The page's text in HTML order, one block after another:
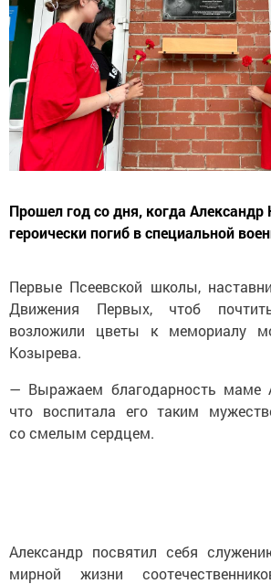
Прошел год со дня, когда Александр
героически погиб в специальной
Первые Псеевской школы,
Движения Первых, чтоб
возложили цветы к мемориалу
Козырева.
— Выражаем благодарность маме
что воспитала его таким
со смелым сердцем.
Александр посвятил себя
мирной жизни